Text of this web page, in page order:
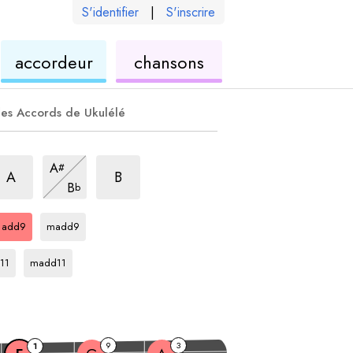
S'identifier | S'inscrire
accordeurukuléléchansons
Accords de Ukulélé
A
A#
arpège
Bb
add9
B
add9
madd9
arpège
madd11
1 9 3